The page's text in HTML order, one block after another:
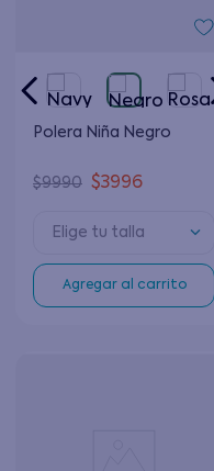
Polera Niña Negro
$9990 $3996
Elige tu talla
Agregar al carrito